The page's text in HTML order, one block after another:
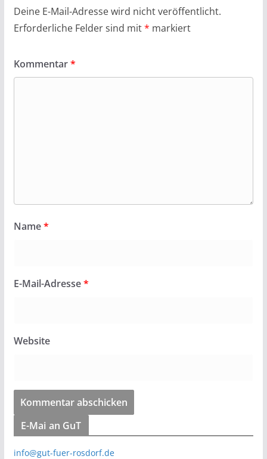
Deine E-Mail-Adresse wird nicht veröffentlicht.
Erforderliche Felder sind mit* markiert
Kommentar*
Name*
E-Mail-Adresse*
Website
E-Mai an GuT
info@gut-fuer-rosdorf.de